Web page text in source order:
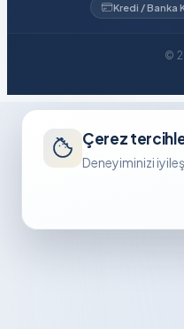
Kredi / Banka
©
Çerez
Deneyiminizi